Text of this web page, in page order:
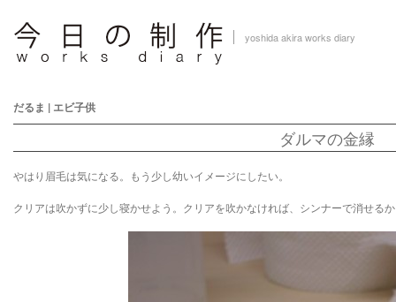
yoshida akira works diary
だるま | エビ子供
ダルマの金縁
やはり眉毛は気になる。もう少し幼いイメージにしたい。
クリアは吹かずに少し寝かせよう。クリアを吹かなければ、シンナーで消せる